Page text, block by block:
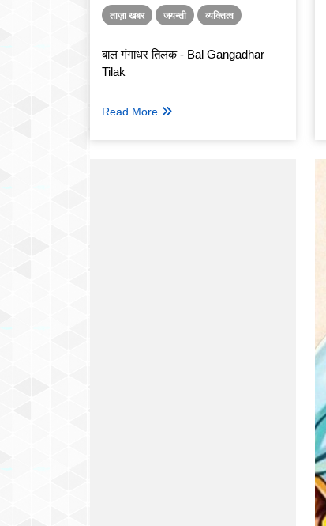
ताज़ा खबर जयन्ती व्यक्तित्व
बाल गंगाधर तिलक - Bal Gangadhar
Tilak
Read More